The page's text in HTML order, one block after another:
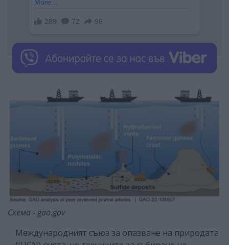
Схема - gao.gov
Международният съюз за опазване на природата